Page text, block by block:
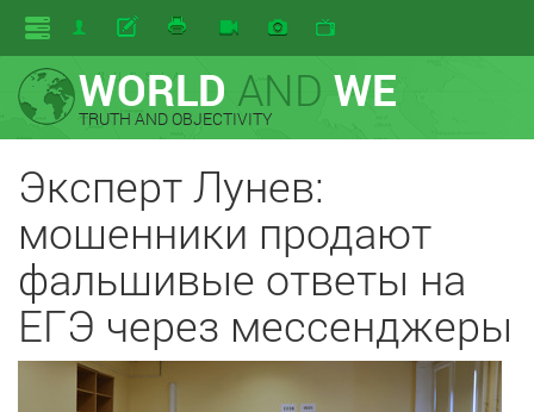
WORLD AND WE
TRUTH AND OBJECTIVITY
Эксперт Лунев:
мошенники продают
фальшивые ответы на
ЕГЭ через мессенджеры